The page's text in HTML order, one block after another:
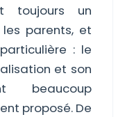
toujours un
parents, et
: le
et son
beaucoup
proposé. De